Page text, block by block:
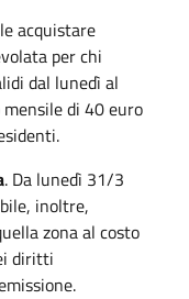
acquistare
per chi
dal lunedì al
di 40 euro
. Da lunedì 31/3
inoltre,
zona al costo
diritti